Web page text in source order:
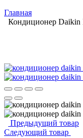
Главная
Кондиционер
Предыдущий товар
Следующий товар